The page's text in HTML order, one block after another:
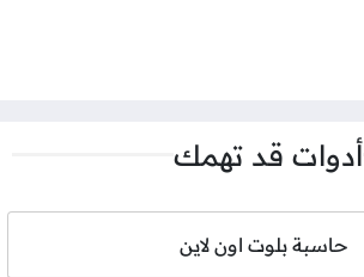
أدوات قد تهمك
حاسبة بلوت اون لاين